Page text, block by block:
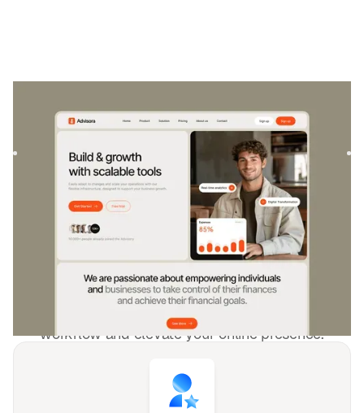
Advisora ist eine professionelle Finanz- und SaaS-Vorlage.
Es wurde entwickelt, um Einzelpersonen und Unternehmen
DESIGNED FOR YOU
Haustiere
templates used by
4,000+websites for1540+happy
freelancers and agencies!
Whether you're a solo freelancer, a growing startup,
or a busy agency, our Webflow, Framer and Figma
templates are designed to streamline your
workflow and elevate your online presence.